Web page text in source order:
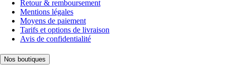
Retour & remboursement
Mentions légales
Moyens de paiement
Tarifs et options de livraison
Avis de confidentialité
Nos boutiques